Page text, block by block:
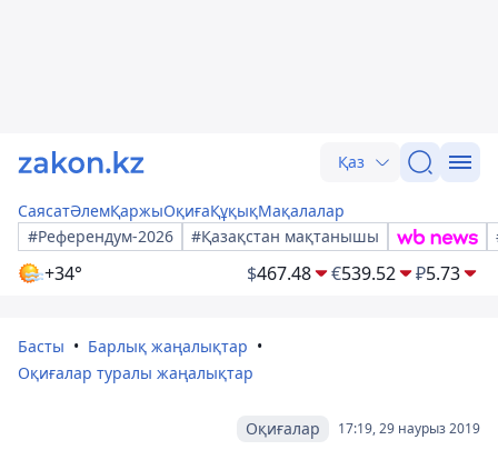
Қаз
СаясатӘлемҚаржыОқиғаҚұқықМақалалар
#Референдум-2026
#Қазақстан мақтанышы
+34° $467.48 €539.52 ₽5.73
Басты
Барлық жаңалықтар
Оқиғалар туралы жаңалықтар
17:19, 29 наурыз 2019
Оқиғалар